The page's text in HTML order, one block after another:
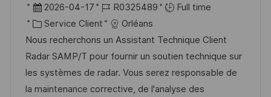
s
o
c
a
l
i
s
D
a
t
e
d
2026-04-17
R
é
f
é
r
e
R0325489
Full time
C
a
t
é
g
Service Client
Orléans
Nous recherchons un Assistant Technique Client
Radar SAMP/T pour fournir un soutien technique sur
les systèmes de radar. Vous serez responsable de
la maintenance corrective, de l'analyse des